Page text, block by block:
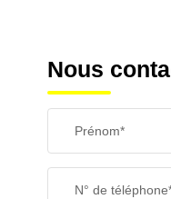
Nous
Prénom*
N° de